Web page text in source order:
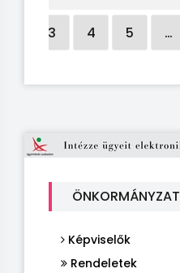
ÖNKORMÁNYZAT
Képviselők
Rendeletek
3 4 5 …